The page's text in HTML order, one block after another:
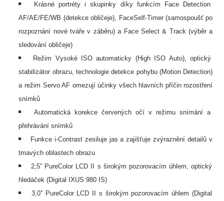
Krásné portréty i skupinky díky funkcím Face Detection
AF/AE/FE/WB (detekce obličeje), FaceSelf-Timer (samospoušť po
rozpoznání nové tváře v záběru) a Face Select & Track (výběr a
sledování obličeje)
Režim Vysoké ISO automaticky (High ISO Auto), optický
stabilizátor obrazu, technologie detekce pohybu (Motion Detection)
a režim Servo AF omezují účinky všech hlavních příčin rozostření
snímků
Automatická korekce červených očí v režimu snímání a
přehrávání snímků
Funkce i-Contrast zesiluje jas a zajišťuje zvýraznění detailů v
tmavých oblastech obrazu
2,5” PureColor LCD II s širokým pozorovacím úhlem, optický
hledáček (Digital IXUS 980 IS)
3,0” PureColor LCD II s širokým pozorovacím úhlem (Digital